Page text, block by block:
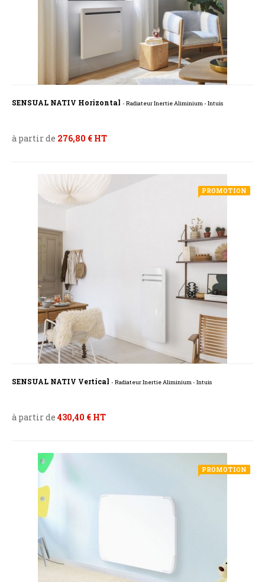
SENSUAL NATIV Horizontal - Radiateur Inertie Aliminium - Intuis
à partir de 276,80 € HT
PROMOTION
SENSUAL NATIV Vertical - Radiateur Inertie Aliminium - Intuis
à partir de 430,40 € HT
PROMOTION